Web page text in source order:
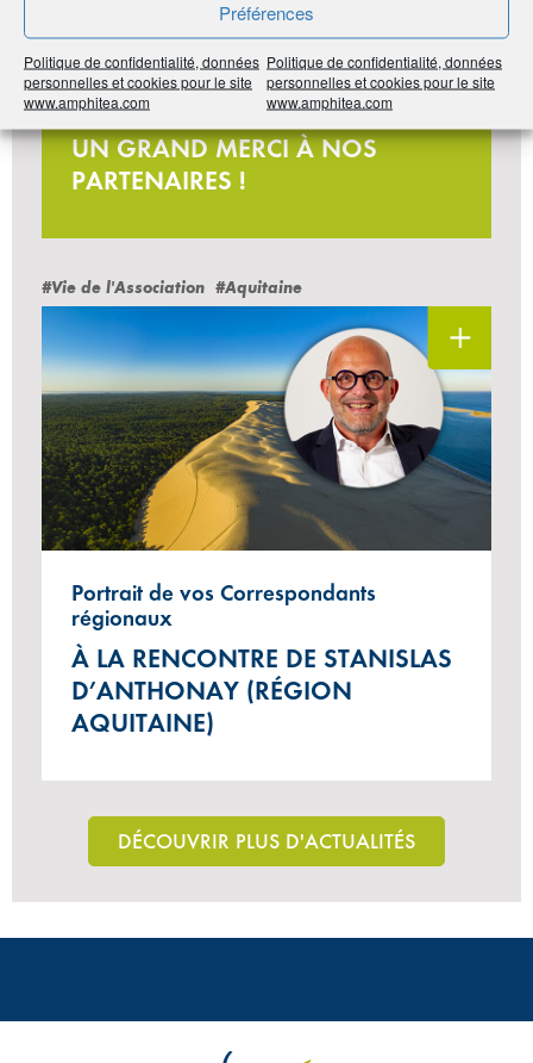
Préférences
Politique de confidentialité, données
personnelles et cookies pour le site
www.amphitea.com
Politique de confidentialité, données
personnelles et cookies pour le site
www.amphitea.com
Jeu-concours
UN GRAND MERCI À NOS
PARTENAIRES !
#Vie de l'Association #Aquitaine
Portrait de vos Correspondants
régionaux
À LA RENCONTRE DE STANISLAS
D’ANTHONAY (RÉGION
AQUITAINE)
DÉCOUVRIR PLUS D'ACTUALITÉS